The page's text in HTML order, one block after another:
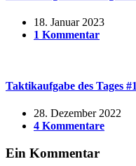
18. Januar 2023
1 Kommentar
Taktikaufgabe des Tages
28. Dezember 2022
4 Kommentare
Ein Kommentar